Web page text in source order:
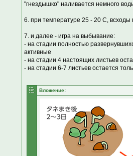
"гнездышко" наливается немного
6. при температуре 25 - 20 С,
7. и далее - игра на выбывание:
- на стадии полностью
активные
- на стадии 4 настоящих листьев
- на стадии 6-7 листьев остается
Вложение: